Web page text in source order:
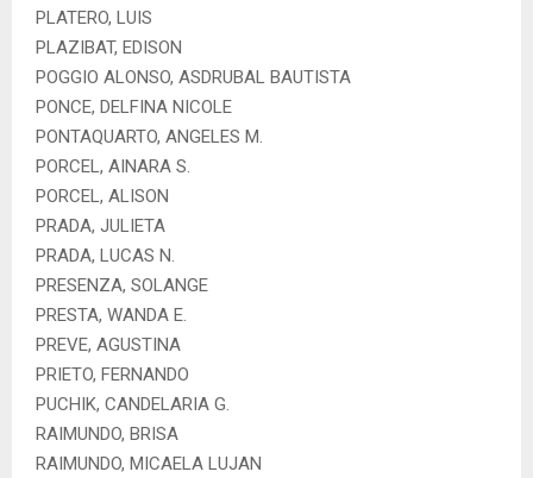
PLATERO, LUIS
PLAZIBAT, EDISON
POGGIO ALONSO, ASDRUBAL BAUTISTA
PONCE, DELFINA NICOLE
PONTAQUARTO, ANGELES M.
PORCEL, AINARA S.
PORCEL, ALISON
PRADA, JULIETA
PRADA, LUCAS N.
PRESENZA, SOLANGE
PRESTA, WANDA E.
PREVE, AGUSTINA
PRIETO, FERNANDO
PUCHIK, CANDELARIA G.
RAIMUNDO, BRISA
RAIMUNDO, MICAELA LUJAN